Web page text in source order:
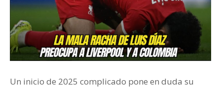
Un inicio de 2025 complicado pone en duda su